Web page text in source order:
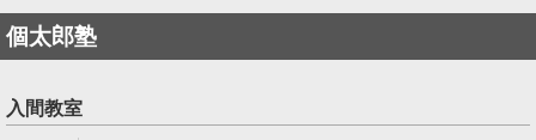
個太郎塾
入間教室